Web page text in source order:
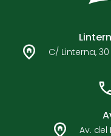
C/ Linterna,
Av. del